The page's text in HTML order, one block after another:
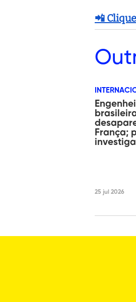
📲
França;
25 jul 2026